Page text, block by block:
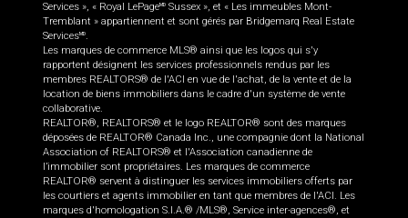
Services », « Royal LePageMD Sussex », et « Les immeubles Mont-
Tremblant » appartiennent et sont gérés par Bridgemarq Real Estate
ServicesMD.
Les marques de commerce MLS® ainsi que les logos qui s'y
rapportent désignent les services professionnels rendus par les
membres REALTORS® de l'ACI en vue de l'achat, de la vente et de la
location de biens immobiliers dans le cadre d'un système de vente
collaborative.
REALTOR®, REALTORS® et le logo REALTOR® sont des marques
déposées de REALTOR® Canada Inc., une compagnie dont la National
Association of REALTORS® et l'Association canadienne de
l’immobilier sont propriétaires. Les marques de commerce
REALTOR® servent à distinguer les services immobiliers offerts par
les courtiers et agents immobilier en tant que membres de l'ACI. Les
marques d'homologation S.I.A.® /MLS®, Service inter-agences®, et